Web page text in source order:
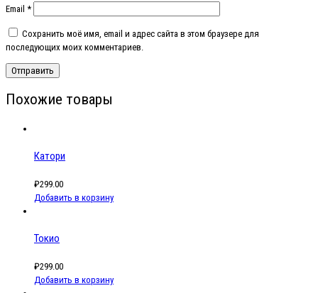
Email *
Сохранить моё имя, email и адрес сайта в этом браузере для
последующих моих комментариев.
Похожие товары
Катори
₽299.00
Добавить в корзину
Токио
₽299.00
Добавить в корзину